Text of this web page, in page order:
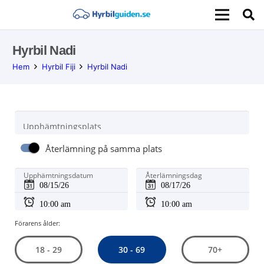
Hyrbil Nadi
Hem Hyrbil Fiji Hyrbil Nadi
Upphämtningsplats
Återlämning på samma plats
Upphämtningsdatum Återlämningsdag
Förarens ålder:
18 - 29 30 - 69 70+